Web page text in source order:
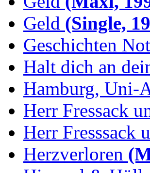
Geld (Single,
Geschichten
Halt dich an
Hamburg, Uni-
Herr Fressack
Herr Fresssack
Herzverloren